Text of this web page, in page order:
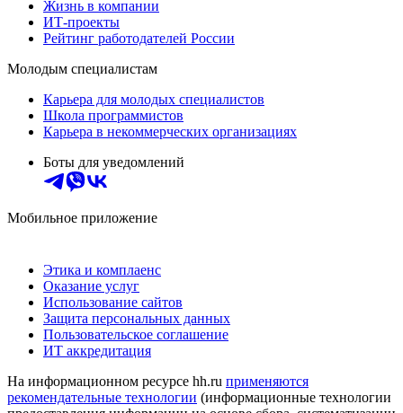
Жизнь в компании
ИТ-проекты
Рейтинг работодателей России
Молодым специалистам
Карьера для молодых специалистов
Школа программистов
Карьера в некоммерческих организациях
Боты для уведомлений
Мобильное приложение
Этика и комплаенс
Оказание услуг
Использование сайтов
Защита персональных данных
Пользовательское соглашение
ИТ аккредитация
На информационном ресурсе hh.ru применяются
рекомендательные технологии (информационные технологии